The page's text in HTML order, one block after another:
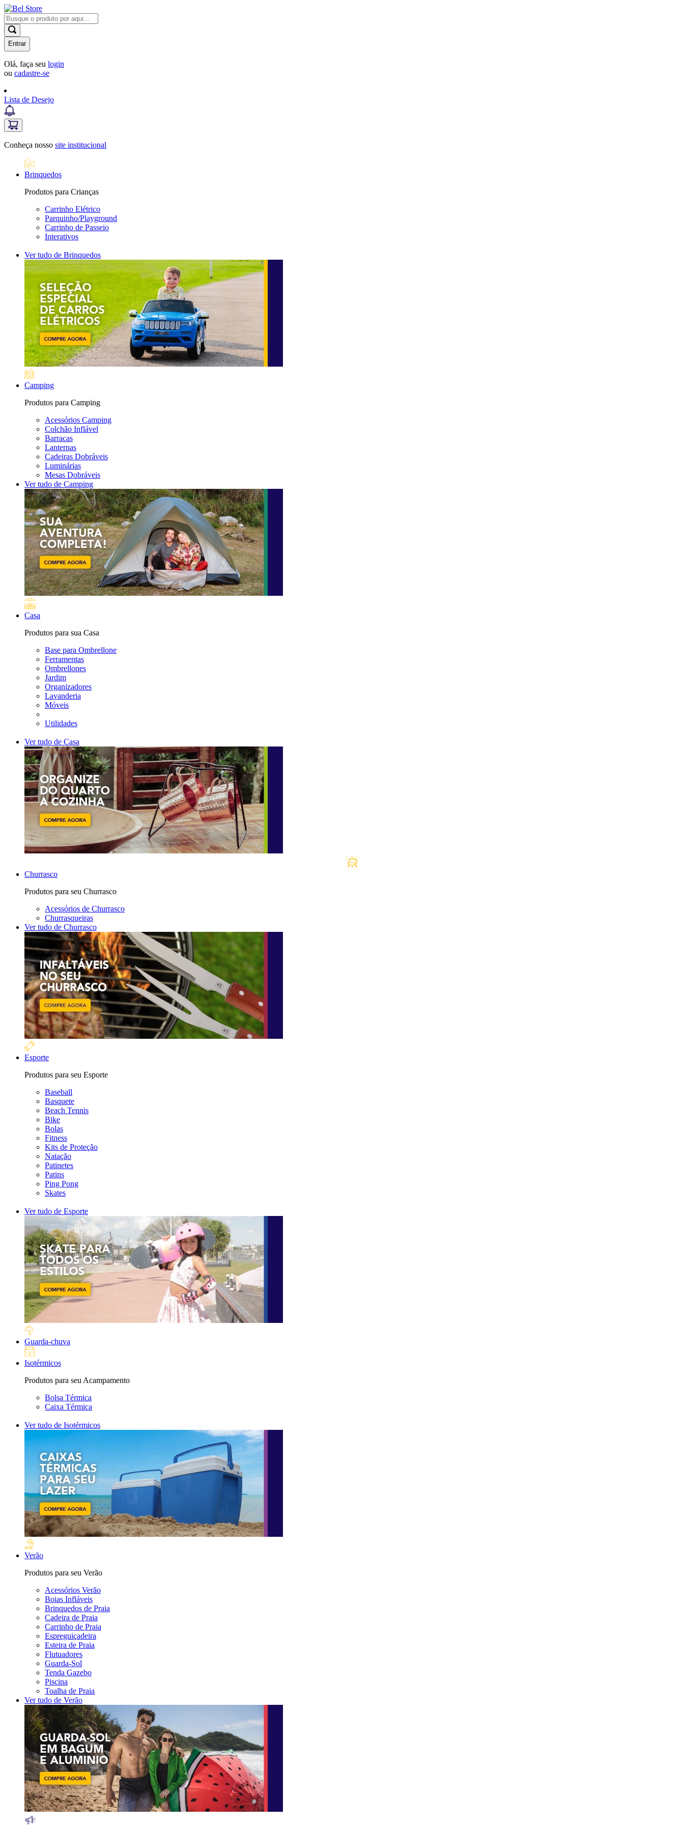
Entrar
Olá, faça seu login
ou cadastre-se
Lista de Desejo
Conheça nosso site institucional
Brinquedos
Produtos para Crianças
Carrinho Elétrico
Parquinho/Playground
Carrinho de Passeio
Interativos
Ver tudo de Brinquedos
Camping
Produtos para Camping
Acessórios Camping
Colchão Inflável
Barracas
Lanternas
Cadeiras Dobráveis
Luminárias
Mesas Dobráveis
Ver tudo de Camping
Casa
Produtos para sua Casa
Base para Ombrellone
Ferramentas
Ombrellones
Jardim
Organizadores
Lavanderia
Móveis
Utilidades
Ver tudo de Casa
Churrasco
Produtos para seu Churrasco
Acessórios de Churrasco
Churrasqueiras
Ver tudo de Churrasco
Esporte
Produtos para seu Esporte
Baseball
Basquete
Beach Tennis
Bike
Bolas
Fitness
Kits de Proteção
Natação
Patinetes
Patins
Ping Pong
Skates
Ver tudo de Esporte
Guarda-chuva
Isotérmicos
Produtos para seu Acampamento
Bolsa Térmica
Caixa Térmica
Ver tudo de Isotérmicos
Verão
Produtos para seu Verão
Acessórios Verão
Boias Infláveis
Brinquedos de Praia
Cadeira de Praia
Carrinho de Praia
Espreguiçadeira
Esteira de Praia
Flutuadores
Guarda-Sol
Tenda Gazebo
Piscina
Toalha de Praia
Ver tudo de Verão